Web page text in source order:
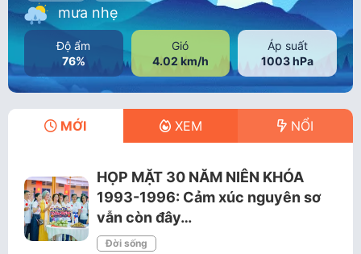
mưa nhẹ
Độ ẩm
76%
Gió
4.02 km/h
Áp suất
1003 hPa
MỚI XEM NỔI
HỌP MẶT 30 NĂM NIÊN KHÓA
1993-1996: Cảm xúc nguyên sơ
vẫn còn đây…
Đời sống